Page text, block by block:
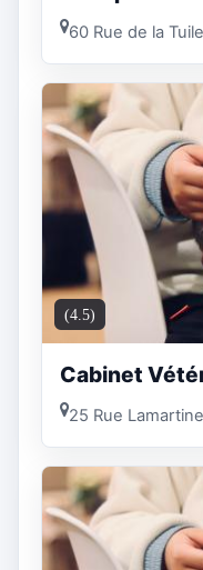
60 Rue de la
(4.5)
Cabinet
25 Rue